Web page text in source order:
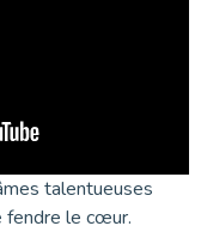
talentueuses
fendre le cœur.